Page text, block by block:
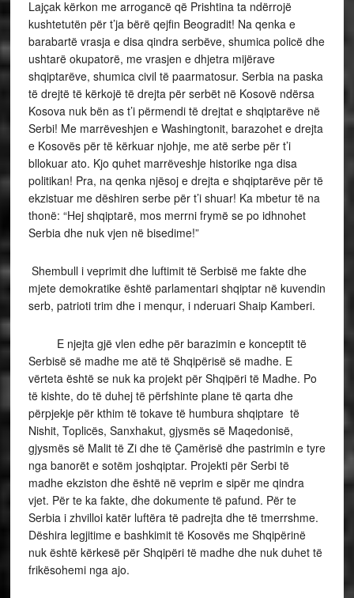
Lajçak kërkon me arrogancë që Prishtina ta ndërrojë
kushtetutën për t’ja bërë qejfin Beogradit! Na qenka e
barabartë vrasja e disa qindra serbëve, shumica policë dhe
ushtarë okupatorë, me vrasjen e dhjetra mijërave
shqiptarëve, shumica civil të paarmatosur. Serbia na paska
të drejtë të kërkojë të drejta për serbët në Kosovë ndërsa
Kosova nuk bën as t’i përmendi të drejtat e shqiptarëve në
Serbi! Me marrëveshjen e Washingtonit, barazohet e drejta
e Kosovës për të kërkuar njohje, me atë serbe për t’i
bllokuar ato. Kjo quhet marrëveshje historike nga disa
politikan! Pra, na qenka njësoj e drejta e shqiptarëve për të
ekzistuar me dëshiren serbe për t’i shuar! Ka mbetur të na
thonë: “Hej shqiptarë, mos merrni frymë se po idhnohet
Serbia dhe nuk vjen në bisedime!”
Shembull i veprimit dhe luftimit të Serbisë me fakte dhe
mjete demokratike është parlamentari shqiptar në kuvendin
serb, patrioti trim dhe i menqur, i nderuari Shaip Kamberi.
E njejta gjë vlen edhe për barazimin e konceptit të
Serbisë së madhe me atë të Shqipërisë së madhe. E
vërteta është se nuk ka projekt për Shqipëri të Madhe. Po
të kishte, do të duhej të përfshinte plane të qarta dhe
përpjekje për kthim të tokave të humbura shqiptare të
Nishit, Toplicës, Sanxhakut, gjysmës së Maqedonisë,
gjysmës së Malit të Zi dhe të Çamërisë dhe pastrimin e tyre
nga banorët e sotëm joshqiptar. Projekti për Serbi të
madhe ekziston dhe është në veprim e sipër me qindra
vjet. Për te ka fakte, dhe dokumente të pafund. Për te
Serbia i zhvilloi katër luftëra të padrejta dhe të tmerrshme.
Dëshira legjitime e bashkimit të Kosovës me Shqipërinë
nuk është kërkesë për Shqipëri të madhe dhe nuk duhet të
frikësohemi nga ajo.